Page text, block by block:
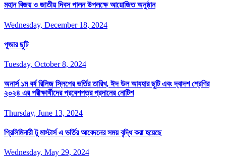
মহান বিজয় ও জাতীয় দিবস পালন উপলক্ষে আয়োজিত অনুষ্ঠান
Wednesday, December 18, 2024
পূজার ছুটি
Tuesday, October 8, 2024
অনার্স ১ম বর্ষ রিলিজ স্লিপের ভর্তির তারিখ, ঈদ উল আযহার ছুটি এবং দ্বাদশ শ্রেণির
২০২৪ এর পরীক্ষার্থীদের প্রবেশপত্র প্রদানের নোটিশ
Thursday, June 13, 2024
প্রিলিমিনারী টু মাস্টার্স এ ভর্তির আবেদনের সময় বৃদ্ধি করা হয়েছে
Wednesday, May 29, 2024